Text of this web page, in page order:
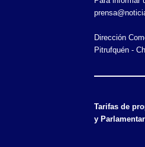
Dirección
Pitrufquén -
Tarifas de
y